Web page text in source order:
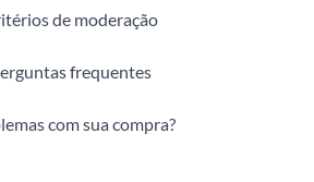
de moderação
frequentes
com sua compra?